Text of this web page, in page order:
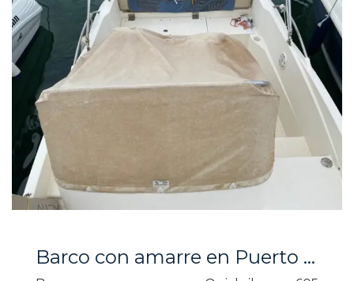
Barco con amarre en Puerto de Mazarrón